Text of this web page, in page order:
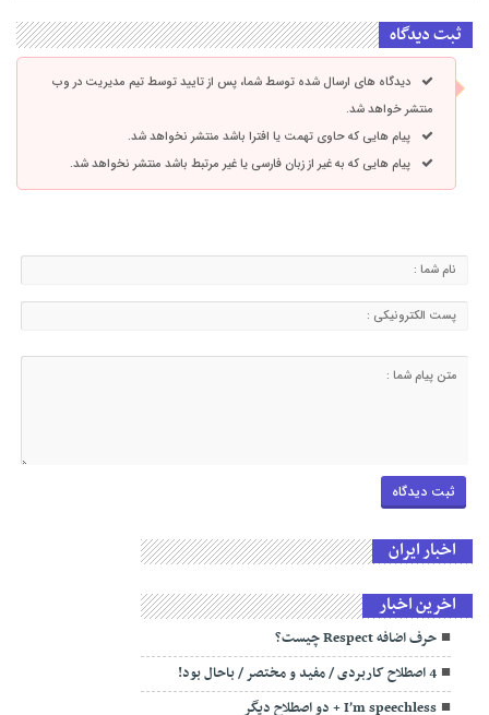
ثبت دیدگاه
دیدگاه های ارسال شده توسط شما، پس از تایید توسط تیم مدیریت در وب
منتشر خواهد شد.
پیام هایی که حاوی تهمت یا افترا باشد منتشر نخواهد شد.
پیام هایی که به غیر از زبان فارسی یا غیر مرتبط باشد منتشر نخواهد شد.
اخبار ایران
اخرین اخبار
حرف اضافه Respect چیست؟
4 اصطلاح کاربردی / مفید و مختصر / باحال بود!
I’m speechless + دو اصطلاح دیگر